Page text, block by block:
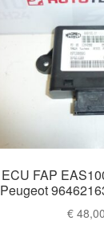
ECU FAP
Peugeot
€ 48,00